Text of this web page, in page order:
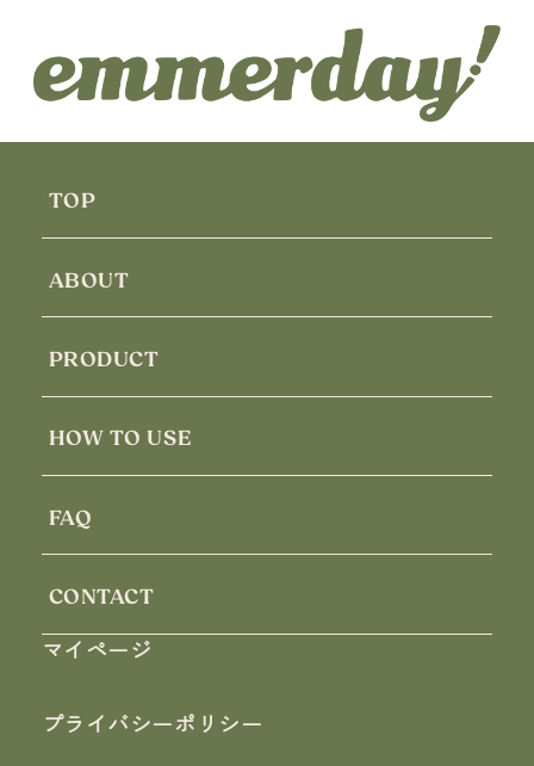
TOP
ABOUT
PRODUCT
HOW TO USE
FAQ
CONTACT
マイページ
プライバシーポリシー